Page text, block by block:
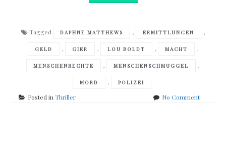
Tagged DAPHNE MATTHEWS , ERMITTLUNGEN ,
GELD , GIER , LOU BOLDT , MACHT ,
MENSCHENRECHTE , MENSCHENSCHMUGGEL ,
MORD , POLIZEI
Posted inThriller No Commenton